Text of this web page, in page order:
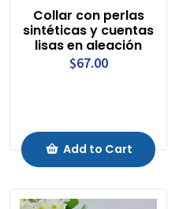
Collar con perlas
sintéticas y cuentas
lisas en aleación
$67.00
Add to Cart